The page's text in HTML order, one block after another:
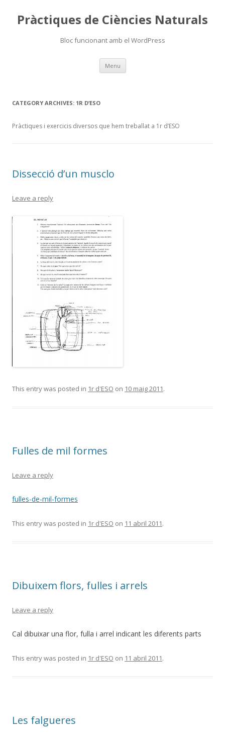
Pràctiques de Ciències Naturals
Bloc funcionant amb el WordPress
Menu Skip
content
CATEGORY ARCHIVES: 1R D’ESO
Pràctiques i exercicis diversos que hem treballat a 1r d’ESO
Dissecció d’un musclo
Leave a reply
This entry was posted in 1r d'ESO on 10 maig 2011.
Fulles de mil formes
Leave a reply
fulles-de-mil-formes
This entry was posted in 1r d'ESO on 11 abril 2011.
Dibuixem flors, fulles i arrels
Leave a reply
Cal dibuixar una flor, fulla i arrel indicant les diferents parts
This entry was posted in 1r d'ESO on 11 abril 2011.
Les falgueres